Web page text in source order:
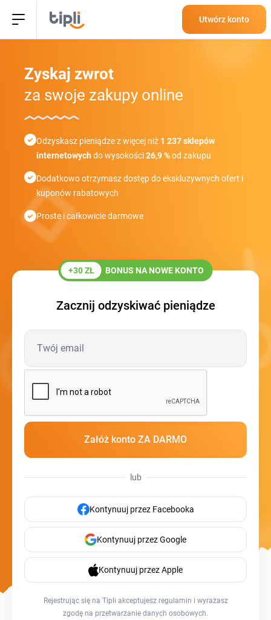
Utwórz konto
Zyskaj zwrot
za swoje zakupy online
Odzyskasz pieniądze z więcej niż 1 237 sklepów
internetowych do wysokości26,9 %od zakupu
Dodatkowo otrzymasz dostęp do ekskluzywnych ofert i
kuponów rabatowych
Proste i całkowicie darmowe
+30 ZŁ BONUS NA NOWE KONTO
Zacznij odzyskiwać pieniądze
lub
Kontynuuj przez Facebooka
Kontynuuj przez Google
Kontynuuj przez Apple
Rejestrując się na Tipli akceptujesz regulamin i wyrażasz
zgodę na przetwarzanie danych osobowych.